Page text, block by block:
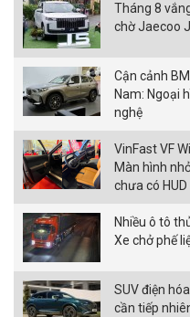
Tháng 8
chờ Jaecoo
Cận cảnh
Nam: Ngoại
nghệ
VinFast VF
Màn hình
chưa có HUD
Nhiều ô tô
Xe chở phế
SUV điện
cần tiếp